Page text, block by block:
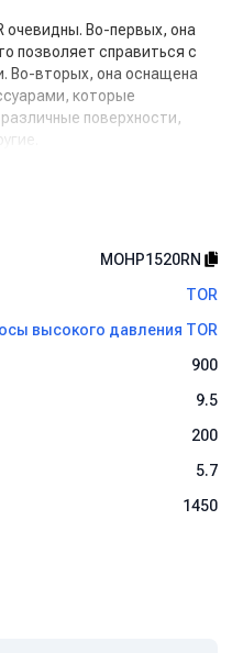
очевидны. Во-первых, она
позволяет справиться с
Во-вторых, она оснащена
которые
поверхности,
ее надежность и
ее долгий срок службы.
«под ключ».
MOHP1520RN
TOR
высокого давления TOR
900
9.5
200
5.7
1450